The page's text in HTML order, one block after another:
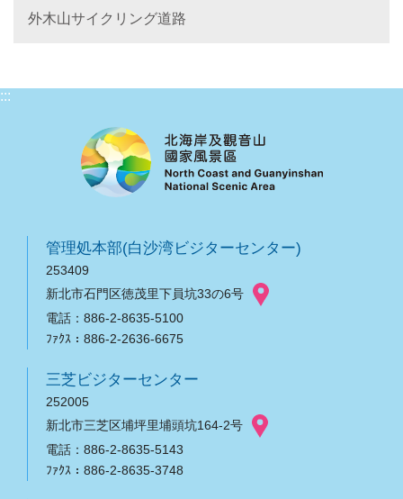
外木山サイクリング道路
:::
管理処本部(白沙湾ビジターセンター)
253409
新北市石門区徳茂里下員坑33の6号
電話：886-2-8635-5100
ﾌｧｸｽ：886-2-2636-6675
三芝ビジターセンター
252005
新北市三芝区埔坪里埔頭坑164-2号
電話：886-2-8635-5143
ﾌｧｸｽ：886-2-8635-3748